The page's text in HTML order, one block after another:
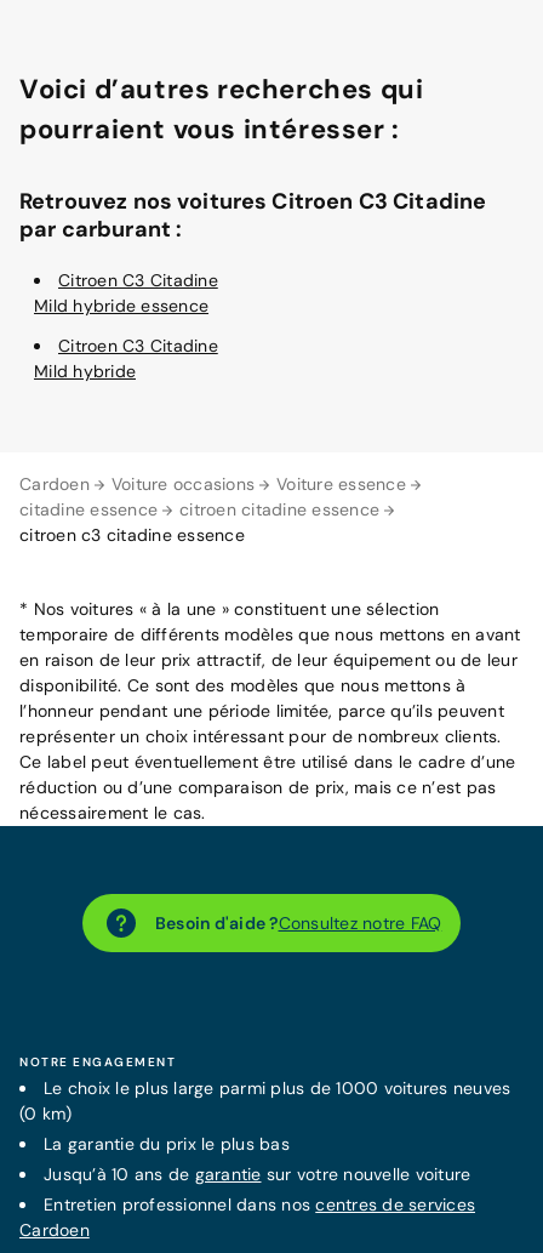
Cardoen Voiture occasions
Voiture essence
citadine essence
citroen citadine essence
citroen c3 citadine essence
Voici d’autres recherches qui
pourraient vous intéresser :
Retrouvez nos voitures Citroen C3 Citadine
par carburant :
Citroen C3 Citadine
Mild hybride essence
Citroen C3 Citadine
Mild hybride
* Nos voitures « à la une » constituent une sélection
temporaire de différents modèles que nous mettons en avant
en raison de leur prix attractif, de leur équipement ou de leur
disponibilité. Ce sont des modèles que nous mettons à
l’honneur pendant une période limitée, parce qu’ils peuvent
représenter un choix intéressant pour de nombreux clients.
Ce label peut éventuellement être utilisé dans le cadre d’une
réduction ou d’une comparaison de prix, mais ce n’est pas
nécessairement le cas.
Besoin d'aide ?Consultez notre FAQ
NOTRE ENGAGEMENT
Le choix le plus large parmi plus de 1000 voitures neuves
(0 km)
La garantiedu prix le plus bas
Jusqu’à 10 ans de garantie sur votre nouvelle voiture
Entretien professionnel dans noscentres de services
Cardoen